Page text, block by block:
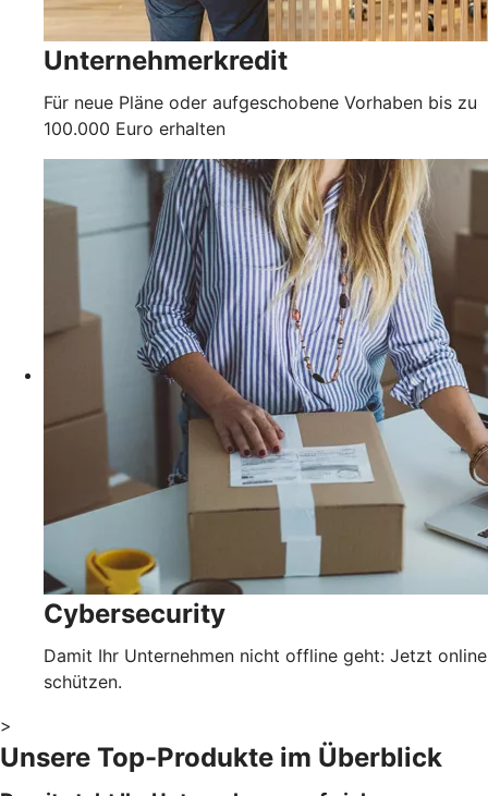
Unternehmerkredit
Für neue Pläne oder aufgeschobene Vorhaben bis zu
100.000 Euro erhalten
Cybersecurity
Damit Ihr Unternehmen nicht offline geht: Jetzt online
schützen.
>
Unsere Top-Produkte im Überblick